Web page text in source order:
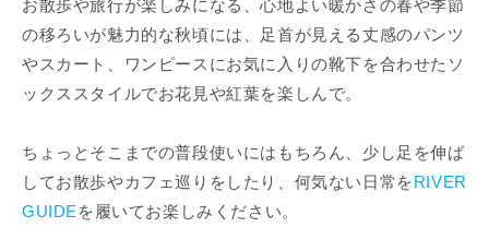
お散歩や旅行が楽しみになる、心地よい暖かさの春や季節
の移ろいが魅力的な秋頃には、足首が見える丈感のパンツ
やスカート、ワンピースにお気に入りの靴下を合わせたソ
ックススタイルでお花見や紅葉を楽しんで。
ちょっとそこまでの普段使いにはもちろん、少し足を伸ば
してお散歩やカフェ巡りをしたり、何気ない日常をRIVER
GUIDE を履いてお楽しみください。